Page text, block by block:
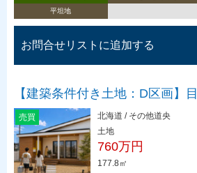
平坦地
お問合せリストに追加する
【建築条件付き土地：D区画】
売買
北海道 / その他道央
土地
760万円
177.8㎡